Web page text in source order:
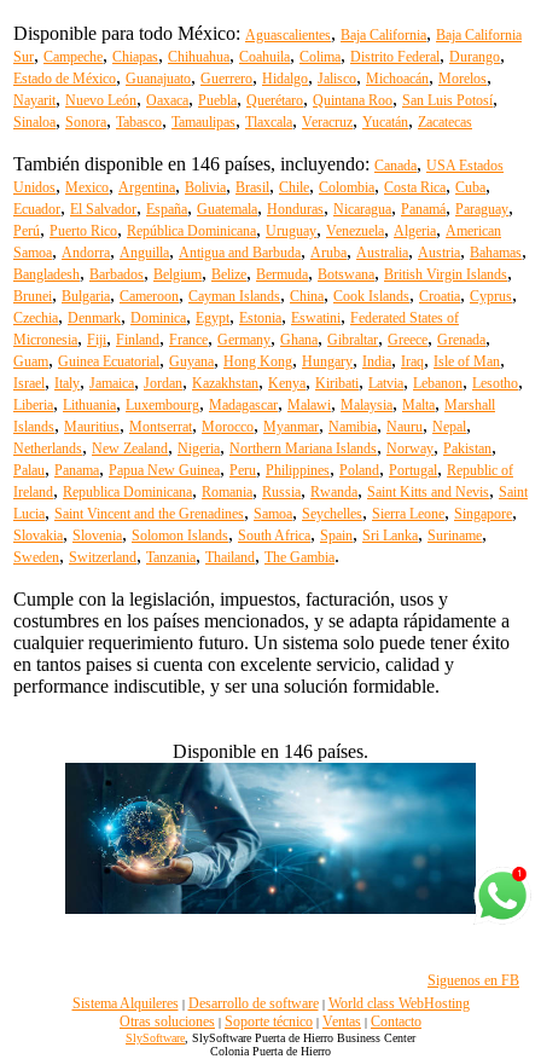
Disponible para todo México: Aguascalientes, Baja California, Baja California
Sur, Campeche, Chiapas, Chihuahua, Coahuila, Colima, Distrito Federal, Durango,
Estado de México, Guanajuato, Guerrero, Hidalgo, Jalisco, Michoacán, Morelos,
Nayarit, Nuevo León, Oaxaca, Puebla, Querétaro, Quintana Roo, San Luis Potosí,
Sinaloa, Sonora, Tabasco, Tamaulipas, Tlaxcala, Veracruz, Yucatán, Zacatecas
También disponible en 146 países, incluyendo: Canada, USA Estados
Unidos, Mexico, Argentina, Bolivia, Brasil, Chile, Colombia, Costa Rica, Cuba,
Ecuador, El Salvador, España, Guatemala, Honduras, Nicaragua, Panamá, Paraguay,
Perú, Puerto Rico, República Dominicana, Uruguay, Venezuela, Algeria, American
Samoa, Andorra, Anguilla, Antigua and Barbuda, Aruba, Australia, Austria, Bahamas,
Bangladesh, Barbados, Belgium, Belize, Bermuda, Botswana, British Virgin Islands,
Brunei, Bulgaria, Cameroon, Cayman Islands, China, Cook Islands, Croatia, Cyprus,
Czechia, Denmark, Dominica, Egypt, Estonia, Eswatini, Federated States of
Micronesia, Fiji, Finland, France, Germany, Ghana, Gibraltar, Greece, Grenada,
Guam, Guinea Ecuatorial, Guyana, Hong Kong, Hungary, India, Iraq, Isle of Man,
Israel, Italy, Jamaica, Jordan, Kazakhstan, Kenya, Kiribati, Latvia, Lebanon, Lesotho,
Liberia, Lithuania, Luxembourg, Madagascar, Malawi, Malaysia, Malta, Marshall
Islands, Mauritius, Montserrat, Morocco, Myanmar, Namibia, Nauru, Nepal,
Netherlands, New Zealand, Nigeria, Northern Mariana Islands, Norway, Pakistan,
Palau, Panama, Papua New Guinea, Peru, Philippines, Poland, Portugal, Republic of
Ireland, Republica Dominicana, Romania, Russia, Rwanda, Saint Kitts and Nevis, Saint
Lucia, Saint Vincent and the Grenadines, Samoa, Seychelles, Sierra Leone, Singapore,
Slovakia, Slovenia, Solomon Islands, South Africa, Spain, Sri Lanka, Suriname,
Sweden, Switzerland, Tanzania, Thailand, The Gambia.
Cumple con la legislación, impuestos, facturación, usos y
costumbres en los países mencionados, y se adapta rápidamente a
cualquier requerimiento futuro. Un sistema solo puede tener éxito
en tantos paises si cuenta con excelente servicio, calidad y
performance indiscutible, y ser una solución formidable.
Disponible en 146 países.
Siguenos en FB
Sistema Alquileres| Desarrollo de software| World class WebHosting
Otras soluciones | Soporte técnico | Ventas | Contacto
SlySoftware , SlySoftware Puerta de Hierro Business Center
Colonia Puerta de Hierro